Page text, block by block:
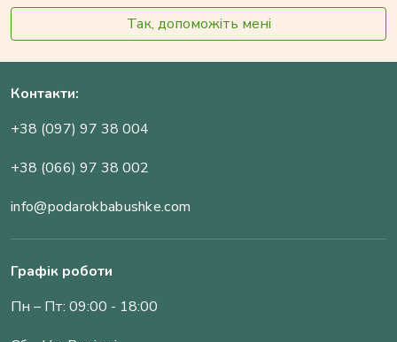
Так, допоможіть мені
Контакти:
+38 (097) 97 38 004
+38 (066) 97 38 002
info@podarokbabushke.com
Графік роботи
Пн – Пт: 09:00 - 18:00